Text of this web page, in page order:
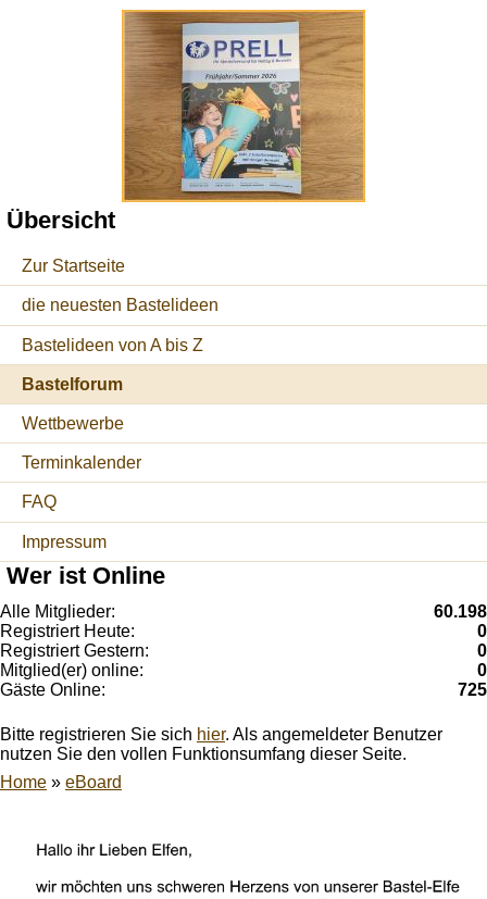
Übersicht
Zur Startseite
die neuesten Bastelideen
Bastelideen von A bis Z
Bastelforum
Wettbewerbe
Terminkalender
FAQ
Impressum
Wer ist Online
Alle Mitglieder:
60.198
Registriert Heute:
0
Registriert Gestern:
0
Mitglied(er) online:
0
Gäste Online:
725
Bitte registrieren Sie sich hier. Als angemeldeter Benutzer
nutzen Sie den vollen Funktionsumfang dieser Seite.
Home » eBoard